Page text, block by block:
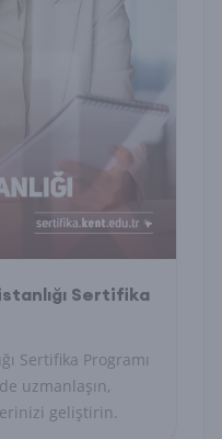
Sertifika
Sertifika Programı
uzmanlaşın,
geliştirin.